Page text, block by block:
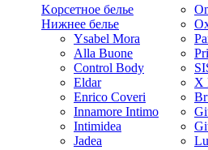
Kорсетное белье
Нижнее белье
Ysabel Mora
Alla Buone
Control Body
Eldar
Enrico Coveri
Innamore Intimo
Intimidea
Jadea
X